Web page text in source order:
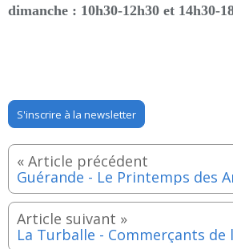
dimanche : 10h30-12h30 et 14h30-
S'inscrire à la newsletter